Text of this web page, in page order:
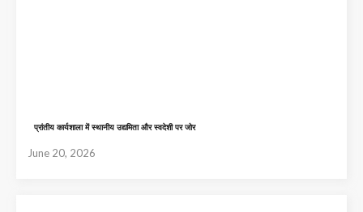
प्रांतीय कार्यशाला में स्थानीय उद्यमिता और स्वदेशी पर जोर
June 20, 2026